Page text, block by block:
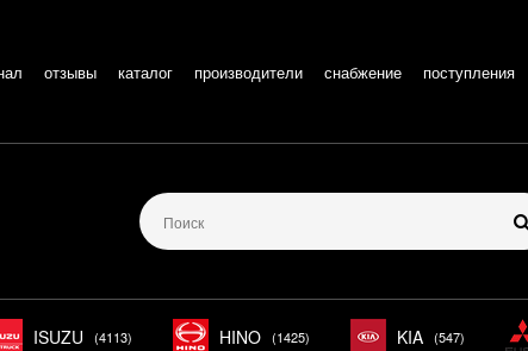
отзывы каталог производители снабжение поступления
ISUZU (4113) HINO (1425) KIA (547)